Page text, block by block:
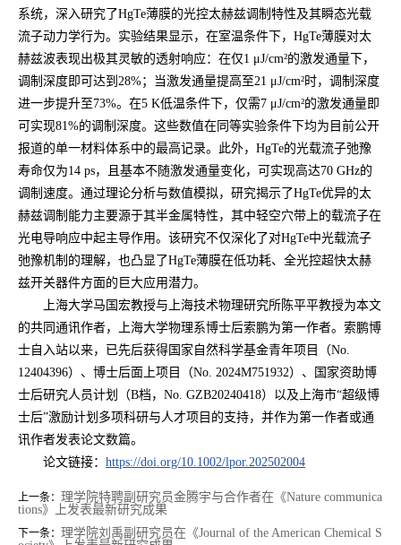
系统，深入研究了HgTe薄膜的光控太赫兹调制特性及其瞬态光载
流子动力学行为。实验结果显示，在室温条件下，HgTe薄膜对太
赫兹波表现出极其灵敏的透射响应：在仅1 μJ/cm²的激发通量下，
调制深度即可达到28%；当激发通量提高至21 μJ/cm²时，调制深度
进一步提升至73%。在5 K低温条件下，仅需7 μJ/cm²的激发通量即
可实现81%的调制深度。这些数值在同等实验条件下均为目前公开
报道的单一材料体系中的最高记录。此外，HgTe的光载流子弛豫
寿命仅为14 ps，且基本不随激发通量变化，可实现高达70 GHz的
调制速度。通过理论分析与数值模拟，研究揭示了HgTe优异的太
赫兹调制能力主要源于其半金属特性，其中轻空穴带上的载流子在
光电导响应中起主导作用。该研究不仅深化了对HgTe中光载流子
弛豫机制的理解，也凸显了HgTe薄膜在低功耗、全光控超快太赫
兹开关器件方面的巨大应用潜力。
上海大学马国宏教授与上海技术物理研究所陈平平教授为本文
的共同通讯作者，上海大学物理系博士后索鹏为第一作者。索鹏博
士自入站以来，已先后获得国家自然科学基金青年项目（No.
12404396）、博士后面上项目（No. 2024M751932）、国家资助博
士后研究人员计划（B档，No. GZB20240418）以及上海市“超级博
士后”激励计划多项科研与人才项目的支持，并作为第一作者或通
讯作者发表论文数篇。
论文链接： https://doi.org/10.1002/lpor.202502004
上一条： 理学院特聘副研究员金腾宇与合作者在《Nature communica
tions》上发表最新研究成果
下一条： 理学院刘禹副研究员在《Journal of the American Chemical S